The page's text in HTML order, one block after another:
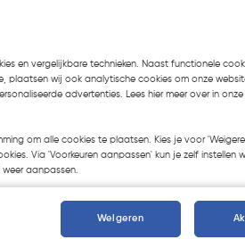
€ 7,51
Kies productvariant(2)
en vergelijkbare technieken. Naast functionele
plaatsen wij ook analytische cookies om onze
advertenties. Lees hier meer over in onze
om alle cookies te plaatsen. Kies je voor
Via 'Voorkeuren aanpassen' kun je zelf instellen
aanpassen.
Weigeren